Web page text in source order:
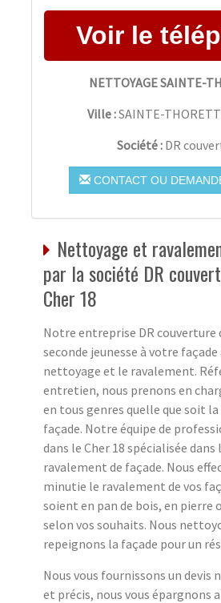
NETTOYAGE SAINTE-
Ville :SAINTE-
Société : DR
CONTACT OU
Nettoyage et
par la société DR
Cher 18
Notre entreprise DR couverture
seconde jeunesse à votre façade
nettoyage et le ravalement.
entretien, nous prenons en
en tous genres quelle que soit
façade. Notre équipe de
dans le Cher 18 spécialisée
ravalement de façade. Nous
minutie le ravalement de vos
soient en pan de bois, en pierre
selon vos souhaits. Nous
repeignons la façade pour un
Nous vous fournissons un devis
et précis, nous vous épargnons